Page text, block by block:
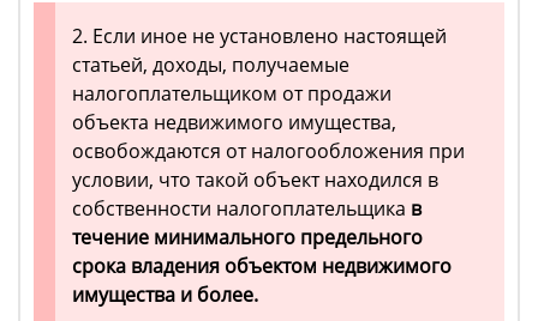
2. Если иное не установлено настоящей
статьей, доходы, получаемые
налогоплательщиком от продажи
объекта недвижимого имущества,
освобождаются от налогообложения при
условии, что такой объект находился в
собственности налогоплательщика в
течение минимального предельного
срока владения объектом недвижимого
имущества и более.